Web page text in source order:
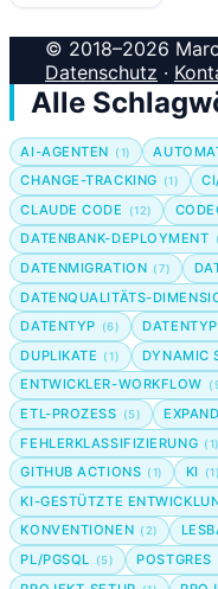
© 2018–2026
Datenschutz ·
Alle
AI-AGENTEN (1)
CHANGE-TRACKING (1)
CLAUDE CODE (12)
DATENBANK-DEPLOYMENT
DATENMIGRATION (7)
DATENQUALITÄTS-
DATENTYP (6)
DUPLIKATE (1) DYNAMIC
ENTWICKLER-WORKFLOW
ETL-PROZESS (5)
FEHLERKLASSIFIZIERUNG (1)
GITHUB ACTIONS (1) KI (1)
KI-GESTÜTZTE
KONVENTIONEN (2)
PL/PGSQL (5) POSTGRES